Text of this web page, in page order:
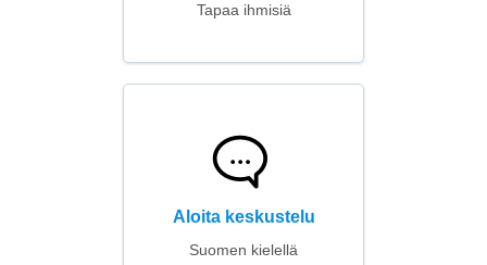
Tapaa ihmisiä
Aloita keskustelu
Suomen kielellä